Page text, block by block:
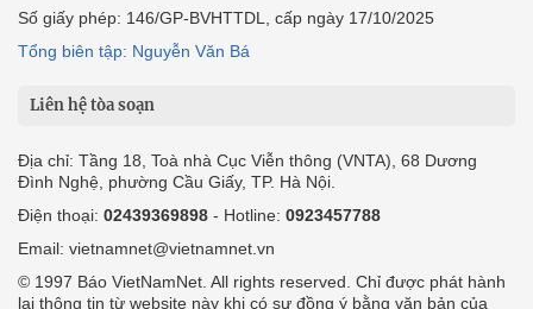
Số giấy phép: 146/GP-BVHTTDL, cấp ngày 17/10/2025
Tổng biên tập: Nguyễn Văn Bá
Liên hệ tòa soạn
Địa chỉ: Tầng 18, Toà nhà Cục Viễn thông (VNTA), 68 Dương
Đình Nghệ, phường Cầu Giấy, TP. Hà Nội.
Điện thoại: 02439369898 - Hotline: 0923457788
Email: vietnamnet@vietnamnet.vn
© 1997 Báo VietNamNet. All rights reserved. Chỉ được phát hành
lại thông tin từ website này khi có sự đồng ý bằng văn bản của